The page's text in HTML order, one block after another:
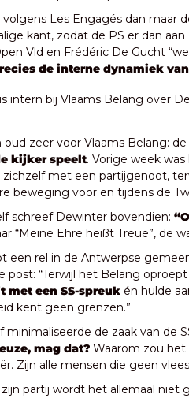
Les Engagés dan maar
kant, zodat de PS er dan
Vld en Frédéric De Gucht
recies de interne dynamiek
intern bij Vlaams Belang over
zeer voor Vlaams Belang: de
kijker speelt. Vorige week
met een partijgenoot,
beweging voor en tijdens de
schreef Dewinter bovendien:
“Meine Ehre heißt Treue”, de
een rel in de Antwerpse
post: “Terwijl het Belang
met een SS-spreuk én hulde
kent geen grenzen.”
minimaliseerde de zaak van de
mag dat? Waarom zou het
Zijn alle mensen die geen
partij wordt het allemaal